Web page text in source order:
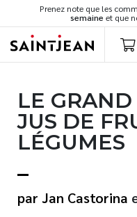
Prenez note que les
semaine et que
Romans
Cuisine
Développement
Famille
LE
JUS DE
LÉGUMES
Jan Castorina